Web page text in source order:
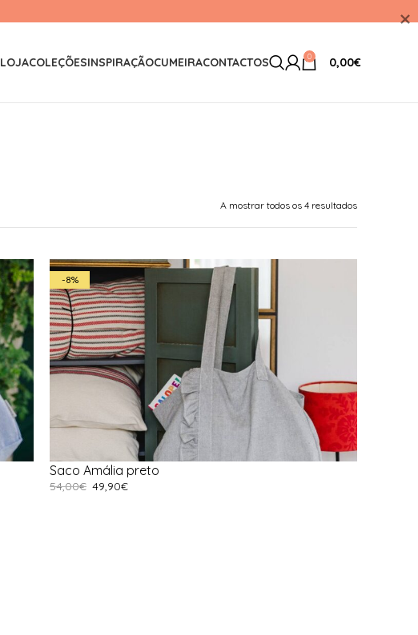
LOJACOLEÇÕESINSPIRAÇÃOCUMEIRACONTACTOS 0 0,00€
A mostrar todos os 4 resultados
-8%
Saco Amália preto
54,00€ 49,90€